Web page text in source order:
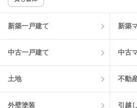
新築一戸建て 新築
中古一戸建て 中古
土地 不動
外壁塗装 引越